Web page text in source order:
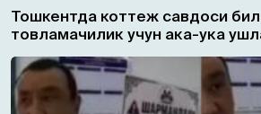
Тошкентда коттеж савдоси
товламачилик учун ака-ука